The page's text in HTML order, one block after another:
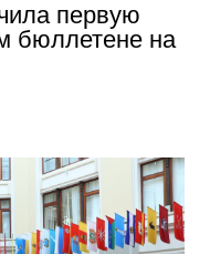
первую
бюллетене на